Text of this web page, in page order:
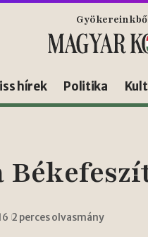
hírek Politika
2 perces olvasmány